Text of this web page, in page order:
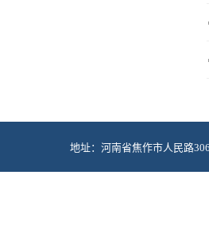
地址：河南省焦作市人民路